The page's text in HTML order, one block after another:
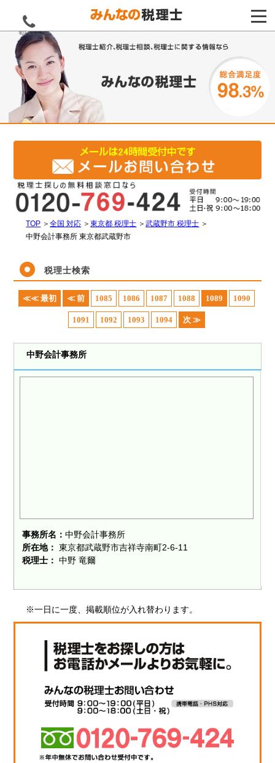
電話をする
TOP ＞全国 対応 ＞東京都 税理士 ＞武蔵野市 税理士 ＞
中野会計事務所 東京都武蔵野市
税理士検索
≪≪ 最初 ≪ 前 1085 1086 1087 1088 1089 1090
1091 1092 1093 1094 次 ≫
中野会計事務所
事務所名：中野会計事務所
所在地： 東京都武蔵野市吉祥寺南町2-6-11
税理士： 中野 竜爾
※一日に一度、掲載順位が入れ替わります。